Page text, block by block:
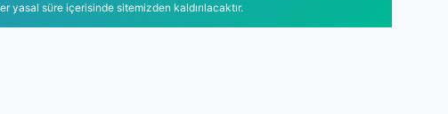
yasal süre içerisinde sitemizden kaldırılacaktır.